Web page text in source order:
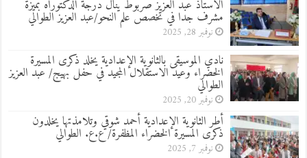
الأستاذ عبد العزيز صربوط ينال درجة الدكتوراه بميزة
مشرف جدا في تخصص علم النحو/عبد العزيز الطوالي
نوفمبر 28, 2025
نادي الموسيقى بالثانوية الإعدادية يخلد ذكرى المسيرة
الخضراء وعيد الاستقلال المجيد في حفل بهيج/ عبد العزيز
الطوالي
نوفمبر 20, 2025
أطر الثانوية الإعدادية أحمد شوقي وتلامذتها يخلدون
ذكرى المسيرة الخضراء المظفرة/ ع.ع. الطوالي
نوفمبر 7, 2025